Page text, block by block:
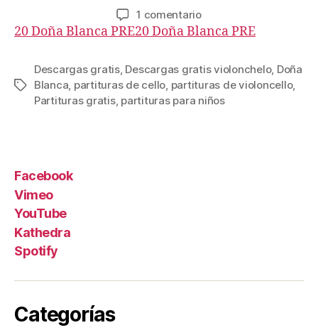
la
publicación
la
publicación
1 comentarioen
Doña
violonchelo
20 Doña Blanca PRE20 Doña Blanca PRE
Etiquetas
Descargas gratis, Descargas gratis violonchelo, Doña
Blanca partituras de cello partituras de violoncello,
Partituras gratis, partituras para niños
Facebook
Vimeo
YouTube
Kathedra
Spotify
Categorías